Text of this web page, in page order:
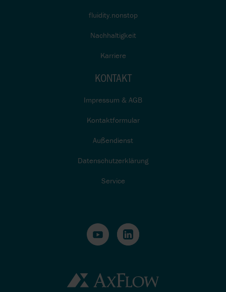
fluidity.nonstop
Nachhaltigkeit
Karriere
KONTAKT
Impressum & AGB
Kontaktformular
Außendienst
Datenschutzerklärung
Service